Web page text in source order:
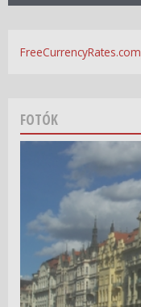
FreeCurrencyRates.com
FOTÓK